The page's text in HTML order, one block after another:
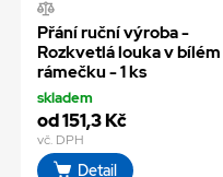
Přání ruční výroba -
Rozkvetlá louka v bílém
rámečku - 1 ks
skladem
od 151,3 Kč
vč. DPH
Detail